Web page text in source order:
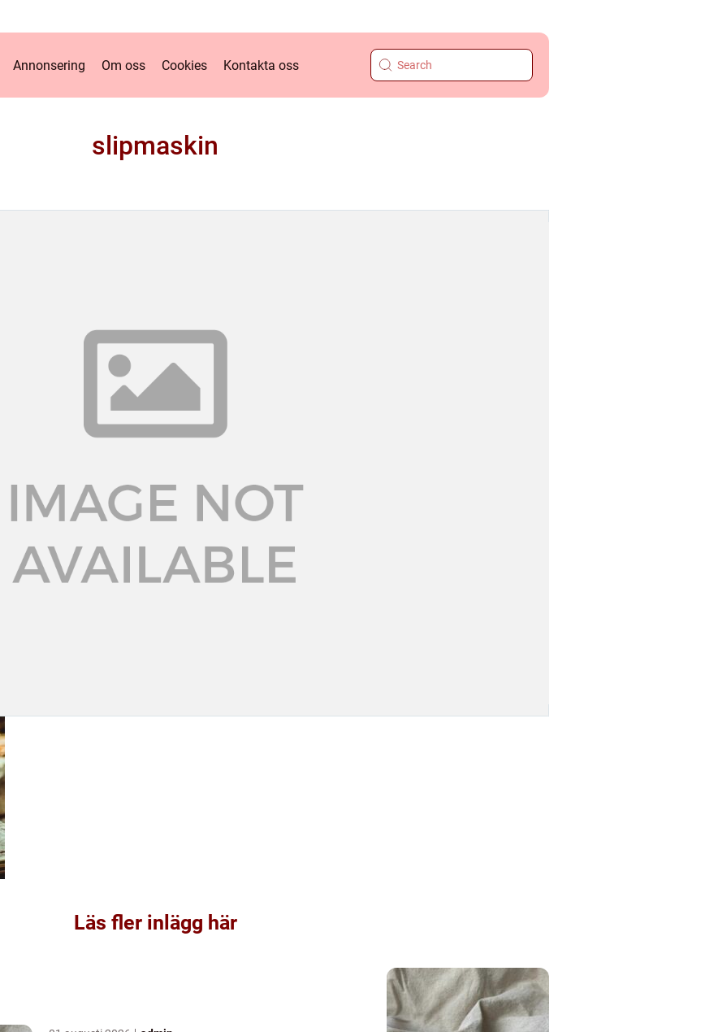
Annonsering Om oss Cookies Kontakta oss
slipmaskin
Läs fler inlägg här